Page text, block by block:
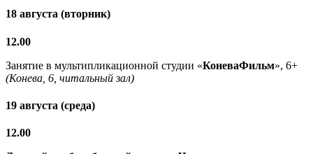
18 августа (вторник)
12.00
Занятие в мультипликационной студии «КоневаФильм», 6+
(Конева, 6, читальный зал)
19 августа (среда)
12.00